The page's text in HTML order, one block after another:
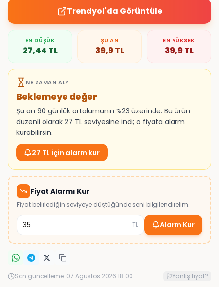
Trendyol'da Görüntüle
EN DÜŞÜK
27,44 TL
ŞU AN
39,9TL
EN YÜKSEK
39,9TL
NE ZAMAN AL?
Beklemeye değer
Şu an 90 günlük ortalamanın %23 üzerinde. Bu ürün
düzenli olarak 27 TL seviyesine indi; o fiyata alarm
kurabilirsin.
27 TL için alarm kur
Fiyat Alarmı Kur
Fiyat belirlediğin seviyeye düştüğünde seni bilgilendirelim.
TL Alarm Kur
Son güncelleme: 07 Ağustos 2026 18:00 Yanlış fiyat?